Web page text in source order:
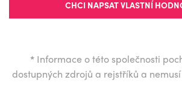
CHCI NAPSAT VLASTNÍ
* Informace o této společnosti
dostupných zdrojů a rejstříků a